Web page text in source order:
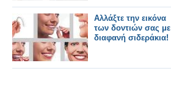
Αλλάξτε την εικόνα
των δοντιών σας με
διαφανή σιδεράκια!